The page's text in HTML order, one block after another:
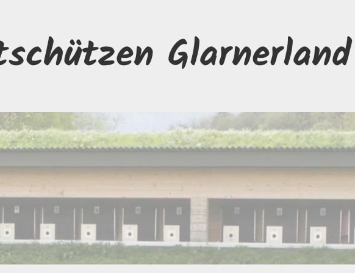
Glarnerland